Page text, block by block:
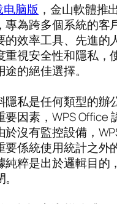
脑版 ，金山軟體推
專為跨多個系統的客
的效率工具、先進的
重視安全性和隱私，
的絕佳選擇。
隱私是任何類型的辦
要因素，WPS Office
於沒有監控設備，
要係統使用統計之外
純粹是出於邏輯目的